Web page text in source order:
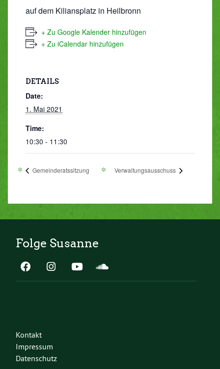
auf dem Kiliansplatz in Heilbronn
+ Zu Google Kalender hinzufügen
+ Zu iCalendar hinzufügen
DETAILS
Date:
1. Mai 2021
Time:
10:30 - 11:30
Gemeinderatssitzung Verwaltungsausschuss
Folge Susanne
Kontakt
Impressum
Datenschutz